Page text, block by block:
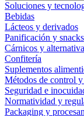
Soluciones y
Bebidas
Lácteos y derivados
Panificación y snacks
Cárnicos y
Confitería
Suplementos
Métodos de control
Seguridad e
Normatividad y
Packaging y